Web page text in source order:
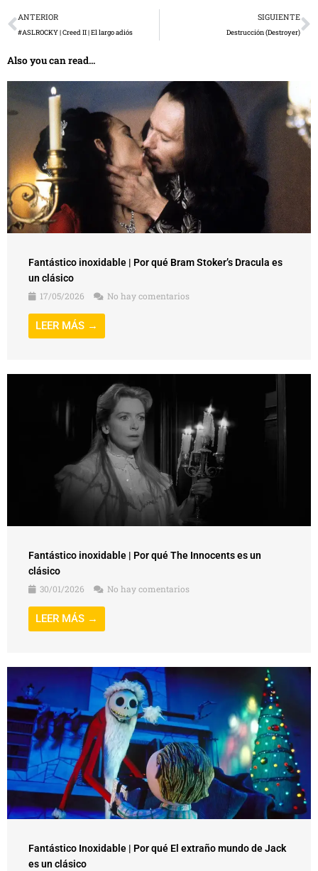
Prev
ANTERIOR
#ASLROCKY | Creed II | El largo adiós
SIGUIENTE
Destrucción (Destroyer)
Also you can read...
Fantástico inoxidable | Por qué Bram Stoker’s Dracula es
un clásico
17/05/2026
No hay comentarios
LEER MÁS →
Fantástico inoxidable | Por qué The Innocents es un
clásico
30/01/2026
No hay comentarios
LEER MÁS →
Fantástico Inoxidable | Por qué El extraño mundo de Jack
es un clásico